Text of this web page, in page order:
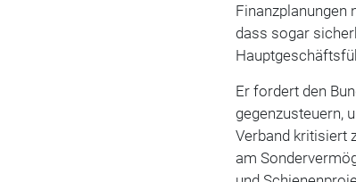
Finanzplanungen
dass sogar
Er fordert den
gegenzusteuern,
Verband kritisiert
am